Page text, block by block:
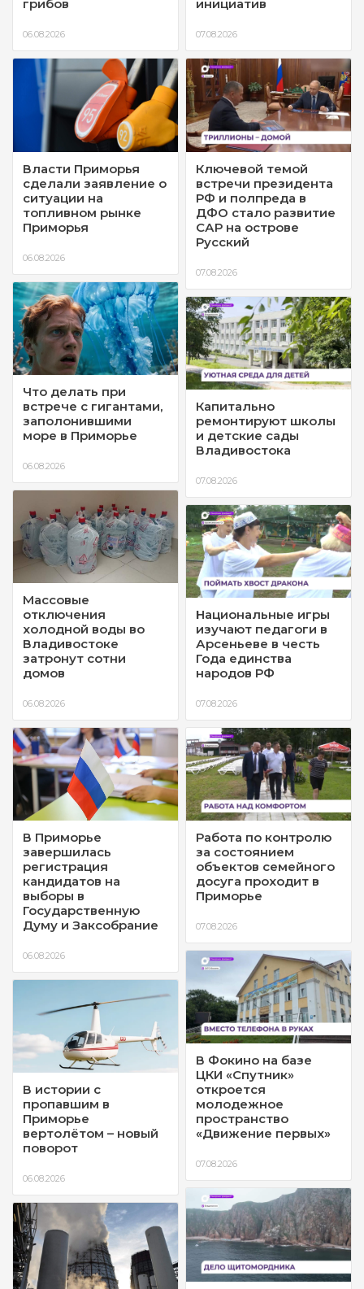
грибов
06.08.2026
Власти Приморья
сделали заявление о
ситуации на
топливном рынке
Приморья
06.08.2026
Что делать при
встрече с гигантами,
заполонившими
море в Приморье
06.08.2026
Массовые
отключения
холодной воды во
Владивостоке
затронут сотни
домов
06.08.2026
В Приморье
завершилась
регистрация
кандидатов на
выборы в
Государственную
Думу и Заксобрание
06.08.2026
В истории с
пропавшим в
Приморье
вертолётом – новый
поворот
06.08.2026
инициатив
07.08.2026
Ключевой темой
встречи президента
РФ и полпреда в
ДФО стало развитие
САР на острове
Русский
07.08.2026
Капитально
ремонтируют школы
и детские сады
Владивостока
07.08.2026
Национальные игры
изучают педагоги в
Арсеньеве в честь
Года единства
народов РФ
07.08.2026
Работа по контролю
за состоянием
объектов семейного
досуга проходит в
Приморье
07.08.2026
В Фокино на базе
ЦКИ «Спутник»
откроется
молодежное
пространство
«Движение первых»
07.08.2026